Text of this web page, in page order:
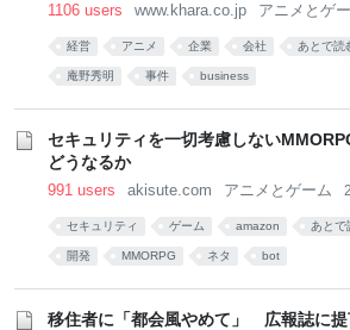
1106 users www.khara.co.jp アニメとゲ
経営 アニメ 企業 会社 あとで読
庵野秀明 事件 business
セキュリティを一切考慮しない
どうなるか
991 users akisute.com アニメとゲーム
セキュリティ ゲーム amazon あとで
開発 MMORPG ネタ bot
移住者に「都会風やめて」 広報誌に提